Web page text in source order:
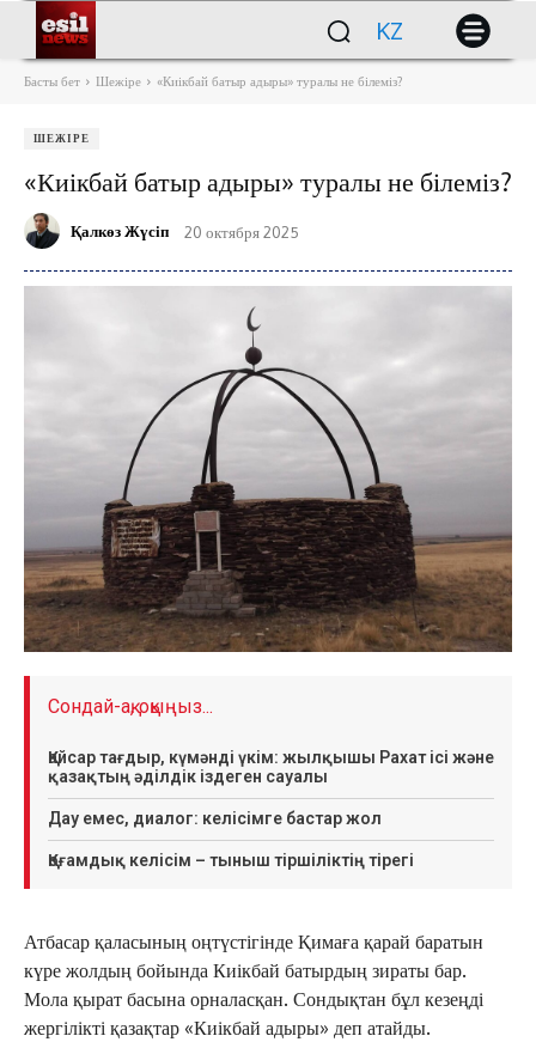
KZ
Басты бет Шежіре «Киікбай батыр адыры» туралы не білеміз?
ШЕЖІРЕ
«Киікбай батыр адыры» туралы не білеміз?
Қалкөз Жүсіп 20 октября 2025
Сондай-ақ, оқыңыз...
Қайсар тағдыр, күмәнді үкім: жылқышы Рахат ісі және
қазақтың әділдік іздеген сауалы
Дау емес, диалог: келісімге бастар жол
Қоғамдық келісім – тыныш тіршіліктің тірегі
Атбасар қаласының оңтүстігінде Қимаға қарай баратын
күре жолдың бойында Киікбай батырдың зираты бар.
Мола қырат басына орналасқан. Сондықтан бұл кезеңді
жергілікті қазақтар «Киікбай адыры» деп атайды.